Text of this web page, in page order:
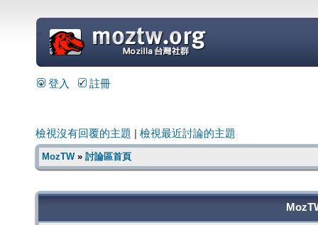
=
登入 註冊
檢視沒有回覆的主題 檢視最近討論的主題
MozTW» 討論區首頁